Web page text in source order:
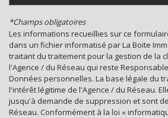
statistiques
Nombre d'habitants
Propriétaires (vs. locataires)
Taxe habitation
Taxe foncière
*Champs obligatoires
Les informations recueillies sur ce
dans un fichier informatisé par La Boite
traitant du traitement pour la gestion de la
l'Agence / du Réseau qui reste
Données personnelles. La base légale du
l'intérêt légitime de l'Agence / du Réseau.
jusqu'à demande de suppression et sont
Réseau. Conformément à la loi «